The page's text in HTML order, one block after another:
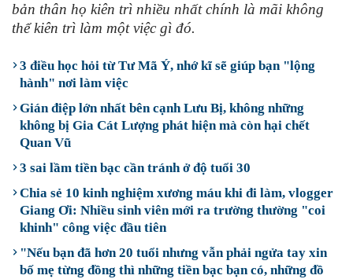
bản thân họ kiên trì nhiều nhất chính là mãi không
thể kiên trì làm một việc gì đó.
3 điều học hỏi từ Tư Mã Ý, nhớ kĩ sẽ giúp bạn "lộng
hành" nơi làm việc
Gián điệp lớn nhất bên cạnh Lưu Bị, không những
không bị Gia Cát Lượng phát hiện mà còn hại chết
Quan Vũ
3 sai lầm tiền bạc cần tránh ở độ tuổi 30
Chia sẻ 10 kinh nghiệm xương máu khi đi làm, vlogger
Giang Ơi: Nhiều sinh viên mới ra trường thường "coi
khinh" công việc đầu tiên
"Nếu bạn đã hơn 20 tuổi nhưng vẫn phải ngửa tay xin
bố mẹ từng đồng thì những tiền bạc bạn có, những đồ